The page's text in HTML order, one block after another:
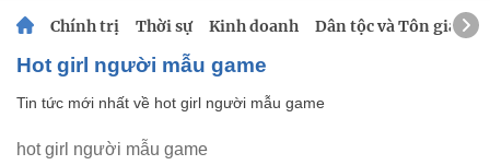
Chính trị Thời sự Kinh doanh Dân tộc và Tôn giáo
hot girl người mẫu game
Tin tức mới nhất về hot girl người mẫu game
hot girl người mẫu game